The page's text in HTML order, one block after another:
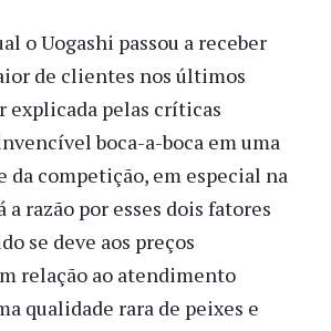
o Uogashi passou a receber
de clientes nos últimos
explicada pelas críticas
boca-a-boca em uma
da competição, em especial na
a razão por esses dois fatores
se deve aos preços
relação ao atendimento
qualidade rara de peixes e